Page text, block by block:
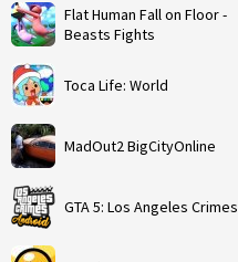
Flat Human Fall on Floor -
Beasts Fights
Toca Life: World
MadOut2 BigCityOnline
GTA 5: Los Angeles Crimes